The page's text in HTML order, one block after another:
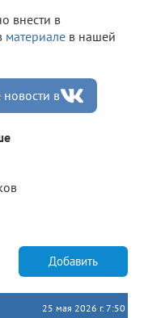
внести в
материале в нашей
новости в
Добавить
25 мая 2026 г. 7:50